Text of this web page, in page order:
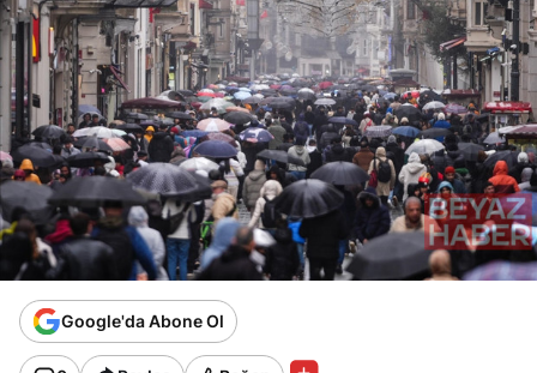
Google'da Abone Ol